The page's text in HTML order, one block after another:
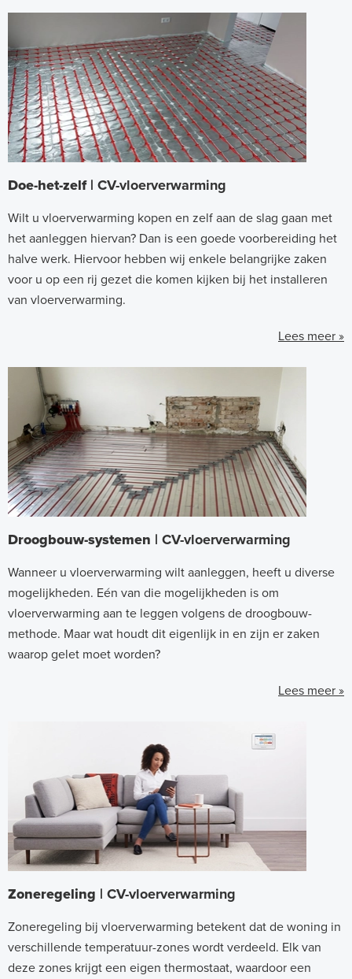
Doe-het-zelf | CV-vloerverwarming
Wilt u vloerverwarming kopen en zelf aan de slag gaan met
het aanleggen hiervan? Dan is een goede voorbereiding het
halve werk. Hiervoor hebben wij enkele belangrijke zaken
voor u op een rij gezet die komen kijken bij het installeren
van vloerverwarming.
Lees meer »
Droogbouw-systemen | CV-vloerverwarming
Wanneer u vloerverwarming wilt aanleggen, heeft u diverse
mogelijkheden. Eén van die mogelijkheden is om
vloerverwarming aan te leggen volgens de droogbouw-
methode. Maar wat houdt dit eigenlijk in en zijn er zaken
waarop gelet moet worden?
Lees meer »
Zoneregeling | CV-vloerverwarming
Zoneregeling bij vloerverwarming betekent dat de woning in
verschillende temperatuur-zones wordt verdeeld. Elk van
deze zones krijgt een eigen thermostaat, waardoor een